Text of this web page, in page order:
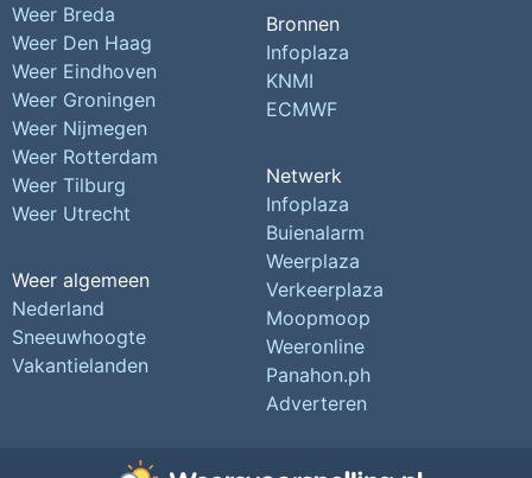
Weer Breda
Weer Den Haag
Weer Eindhoven
Weer Groningen
Weer Nijmegen
Weer Rotterdam
Weer Tilburg
Weer Utrecht
Weer algemeen
Nederland
Sneeuwhoogte
Vakantielanden
Bronnen
Infoplaza
KNMI
ECMWF
Netwerk
Infoplaza
Buienalarm
Weerplaza
Verkeerplaza
Moopmoop
Weeronline
Panahon.ph
Adverteren